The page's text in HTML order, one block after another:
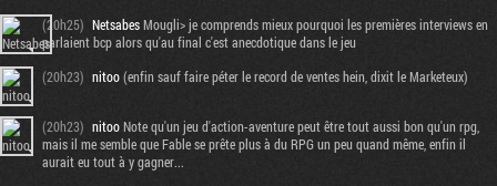
(20h25) NetsabesMougli> je comprends mieux pourquoi les premières interviews en
parlaient bcp alors qu'au final c'est anecdotique dans le jeu
(20h23) nitoo(enfin sauf faire péter le record de ventes hein, dixit le Marketeux)
(20h23) nitooNote qu'un jeu d'action-aventure peut être tout aussi bon qu'un rpg,
mais il me semble que Fable se prête plus à du RPG un peu quand même, enfin il
aurait eu tout à y gagner...